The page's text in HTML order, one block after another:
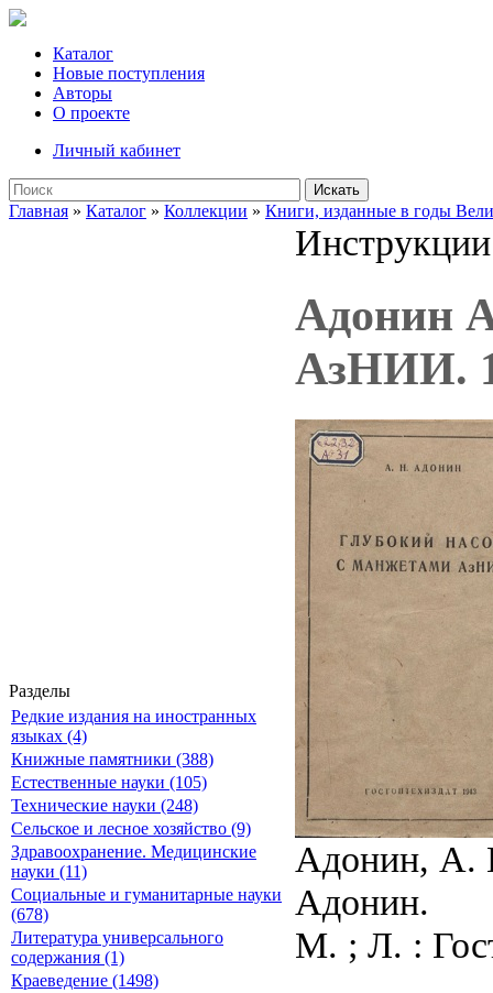
Каталог
Новые поступления
Авторы
О проекте
Личный кабинет
Искать
Главная » Каталог » Коллекции » Книги, изданные в годы
Разделы
Редкие издания на иностранных
языках (4)
Книжные памятники (388)
Естественные науки (105)
Технические науки (248)
Сельское и лесное хозяйство (9)
Здравоохранение. Медицинские
науки (11)
Социальные и гуманитарные науки
(678)
Литература универсального
содержания (1)
Краеведение (1498)
Адонин
АзНИИ.
Адонин, А.
Адонин.
М. ; Л. :